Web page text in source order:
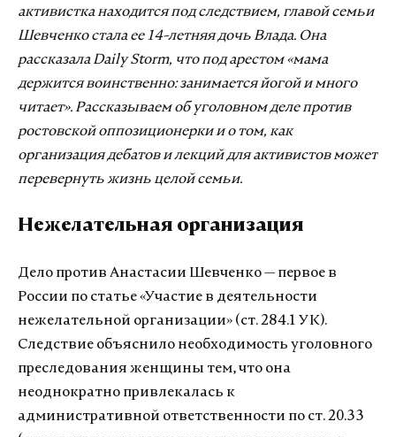
активистка находится под следствием, главой семьи
Шевченко стала ее 14-летняя дочь Влада. Она
рассказала Daily Storm, что под арестом «мама
держится воинственно: занимается йогой и много
читает». Рассказываем об уголовном деле против
ростовской оппозиционерки и о том, как
организация дебатов и лекций для активистов может
перевернуть жизнь целой семьи.
Нежелательная организация
Дело против Анастасии Шевченко — первое в
России по статье «Участие в деятельности
нежелательной организации» (ст. 284.1 УК).
Следствие объяснило необходимость уголовного
преследования женщины тем, что она
неоднократно привлекалась к
административной ответственности по ст. 20.33